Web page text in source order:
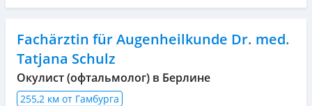
Fachärztin für Augenheilkunde Dr. med.
Tatjana Schulz
Окулист (офтальмолог) в Берлине
255,2 км от Гамбурга